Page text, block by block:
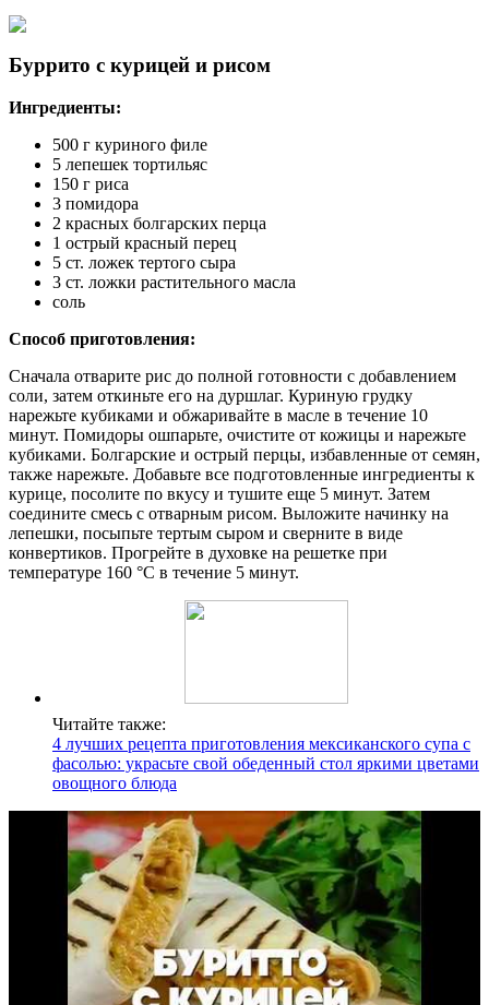
Буррито с курицей и рисом
Ингредиенты:
500 г куриного филе
5 лепешек тортильяс
150 г риса
3 помидора
2 красных болгарских перца
1 острый красный перец
5 ст. ложек тертого сыра
3 ст. ложки растительного масла
соль
Способ приготовления:
Сначала отварите рис до полной готовности с добавлением
соли, затем откиньте его на дуршлаг. Куриную грудку
нарежьте кубиками и обжаривайте в масле в течение 10
минут. Помидоры ошпарьте, очистите от кожицы и нарежьте
кубиками. Болгарские и острый перцы, избавленные от семян,
также нарежьте. Добавьте все подготовленные ингредиенты к
курице, посолите по вкусу и тушите еще 5 минут. Затем
соедините смесь с отварным рисом. Выложите начинку на
лепешки, посыпьте тертым сыром и сверните в виде
конвертиков. Прогрейте в духовке на решетке при
температуре 160 °C в течение 5 минут.
Читайте также:
4 лучших рецепта приготовления мексиканского супа с
фасолью: украсьте свой обеденный стол яркими цветами
овощного блюда